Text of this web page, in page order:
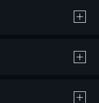
による作品の購入 / レンタルです。
ルは、20％のポイント還元です。